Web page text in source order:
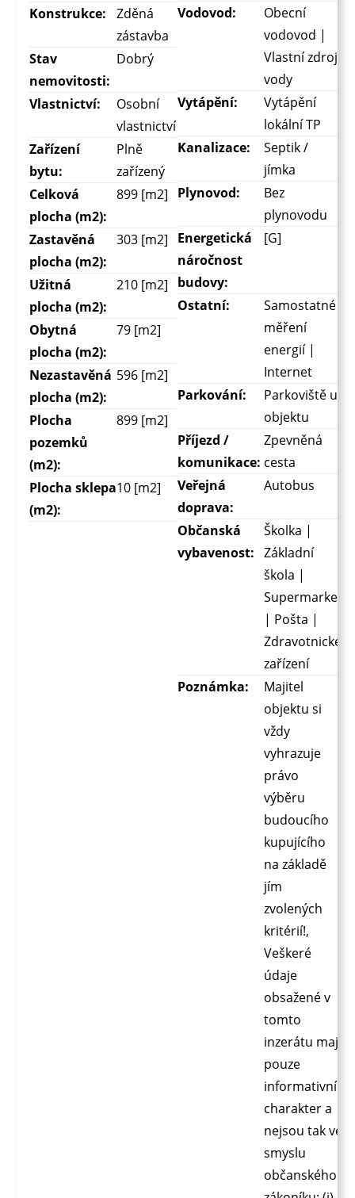
Konstrukce:
Zděná
zástavba
Stav
nemovitosti:
Dobrý
Vlastnictví:
Osobní
vlastnictví
Zařízení
bytu:
Plně
zařízený
Celková
plocha (m2):
899 [m2]
Zastavěná
plocha (m2):
303 [m2]
Užitná
plocha (m2):
210 [m2]
Obytná
plocha (m2):
79 [m2]
Nezastavěná
plocha (m2):
596 [m2]
Plocha
pozemků
(m2):
899 [m2]
Plocha sklepa
(m2):
10 [m2]
Vodovod:
Obecní
vodovod |
Vlastní zdroj
vody
Vytápění:
Vytápění
lokální TP
Kanalizace:
Septik /
jímka
Plynovod:
Bez
plynovodu
Energetická
náročnost
budovy:
[G]
Ostatní:
Samostatné
měření
energií |
Internet
Parkování:
Parkoviště u
objektu
Příjezd /
komunikace:
Zpevněná
cesta
Veřejná
doprava:
Autobus
Občanská
vybavenost:
Školka |
Základní
škola |
Supermarket
| Pošta |
Zdravotnické
zařízení
Poznámka:
Majitel
objektu si
vždy
vyhrazuje
právo
výběru
budoucího
kupujícího
na základě
jím
zvolených
kritérií!,
Veškeré
údaje
obsažené v
tomto
inzerátu mají
pouze
informativní
charakter a
nejsou tak ve
smyslu
občanského